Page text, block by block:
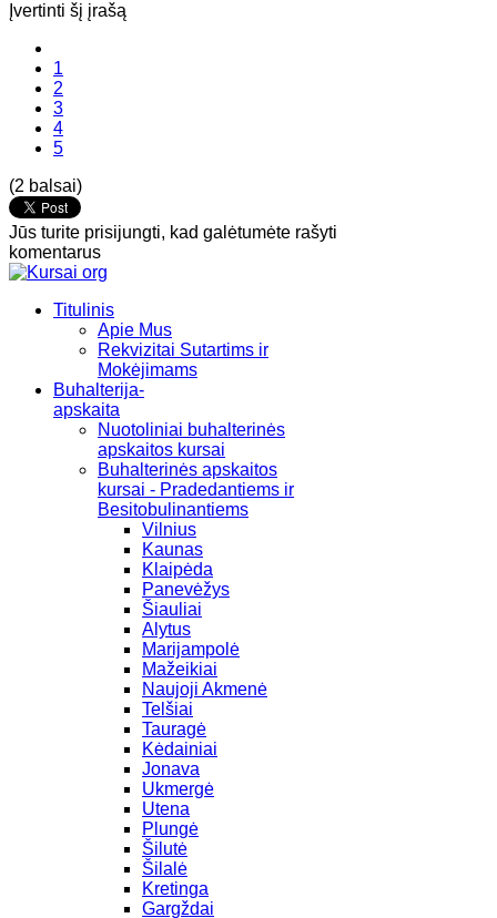
Įvertinti šį įrašą
1
2
3
4
5
(2 balsai)
Jūs turite prisijungti, kad galėtumėte rašyti
komentarus
Titulinis
Apie Mus
Rekvizitai Sutartims ir
Mokėjimams
Buhalterija-
apskaita
Nuotoliniai buhalterinės
apskaitos kursai
Buhalterinės apskaitos
kursai - Pradedantiems ir
Besitobulinantiems
Vilnius
Kaunas
Klaipėda
Panevėžys
Šiauliai
Alytus
Marijampolė
Mažeikiai
Naujoji Akmenė
Telšiai
Tauragė
Kėdainiai
Jonava
Ukmergė
Utena
Plungė
Šilutė
Šilalė
Kretinga
Gargždai